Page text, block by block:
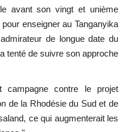
avant son vingt et unième
enseigner au Tanganyika
de longue date du
tenté de suivre son approche
contre le projet
de la Rhodésie du Sud et de
ce qui augmenterait les